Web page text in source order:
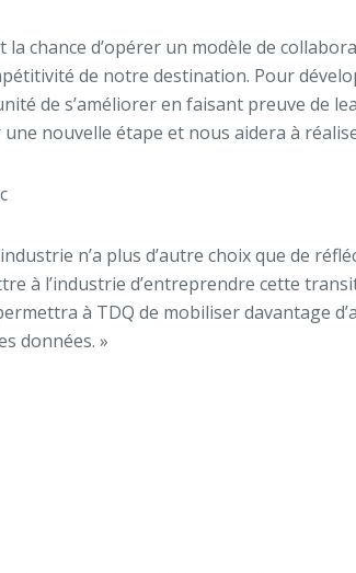
chance d’opérer un modèle de
de notre destination. Pour
de s’améliorer en faisant preuve de
nouvelle étape et nous aidera à
n’a plus d’autre choix que de
à l’industrie d’entreprendre cette
à TDQ de mobiliser davantage
données. »